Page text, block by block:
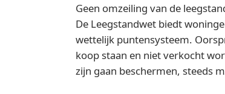
Geen omzeiling van de
De Leegstandwet biedt
wettelijk puntensysteem.
koop staan en niet verkocht
zijn gaan beschermen, steeds